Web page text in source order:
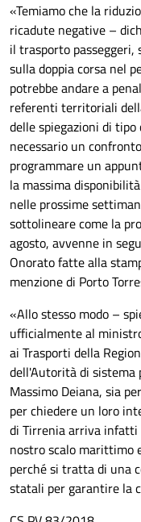
«Temiamo che la
ricadute negative –
il trasporto passeggeri,
sulla doppia corsa nel
potrebbe andare a
referenti territoriali
delle spiegazioni di tipo
necessario un
programmare un
la massima
nelle prossime
sottolineare come la
agosto, avvenne in
Onorato fatte alla
menzione di Porto
«Allo stesso modo –
ufficialmente al
ai Trasporti della
dell'Autorità di sistema
Massimo Deiana, sia
per chiedere un loro
di Tirrenia arriva infatti
nostro scalo marittimo
perché si tratta di una
statali per garantire la